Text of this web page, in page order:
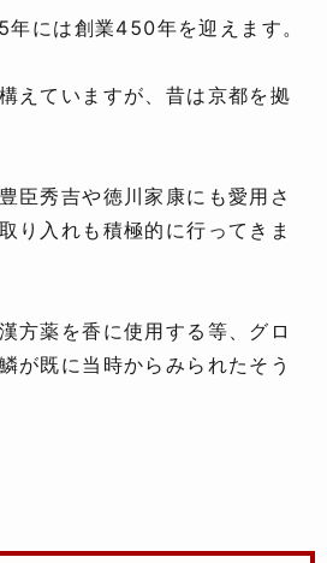
には創業450年を迎えます。
えていますが、昔は京都を拠
臣秀吉や徳川家康にも愛用さ
り入れも積極的に行ってきま
方薬を香に使用する等、グロ
が既に当時からみられたそう